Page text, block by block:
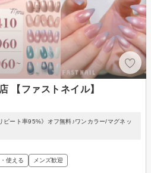
【ファストネイル】
ピート率95%》オフ無料♪ワンカラー/マグネッ
使える メンズ歓迎